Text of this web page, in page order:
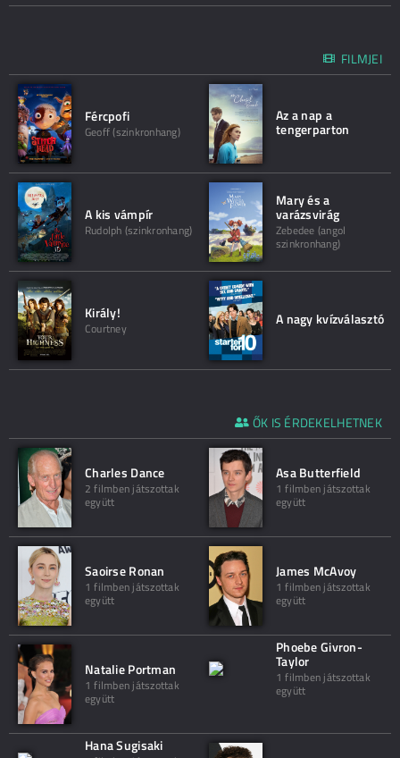
FILMJEI
Fércpofi
Geoff (szinkronhang)
Az a nap a
tengerparton
A kis vámpír
Rudolph (szinkronhang)
Mary és a
varázsvirág
Zebedee (angol
szinkronhang)
Király!
Courtney
A nagy kvízválasztó
ŐK IS ÉRDEKELHETNEK
Charles Dance
2 filmben játszottak
együtt
Asa Butterfield
1 filmben játszottak
együtt
Saoirse Ronan
1 filmben játszottak
együtt
James McAvoy
1 filmben játszottak
együtt
Natalie Portman
1 filmben játszottak
együtt
Phoebe Givron-
Taylor
1 filmben játszottak
együtt
Hana Sugisaki